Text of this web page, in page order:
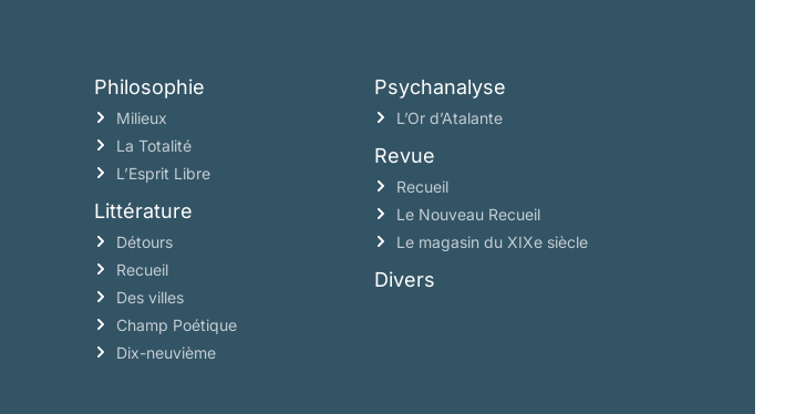
Philosophie
Milieux
La Totalité
L’Esprit Libre
Littérature
Détours
Recueil
Des villes
Champ Poétique
Dix-neuvième
Psychanalyse
L’Or d’Atalante
Revue
Recueil
Le Nouveau Recueil
Le magasin du XIXe siècle
Divers